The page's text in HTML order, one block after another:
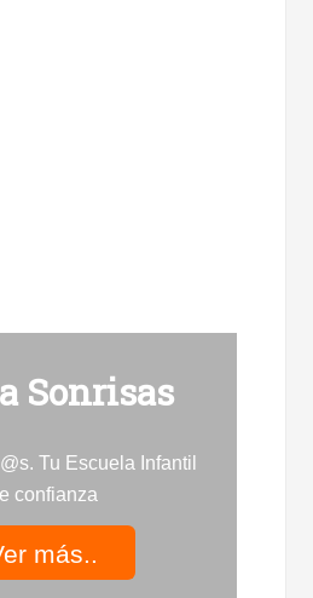
Sonrisas
Tu Escuela Infantil
confianza
más..